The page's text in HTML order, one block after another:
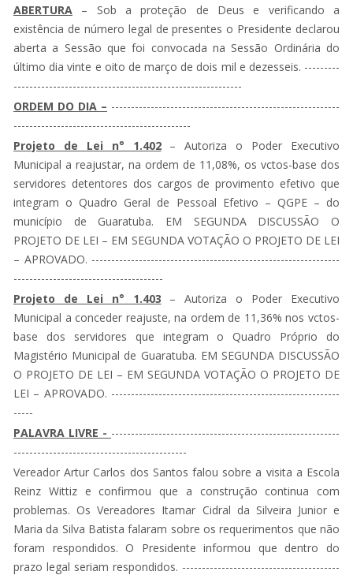
ABERTURA – Sob a proteção de Deus e verificando a
existência de número legal de presentes o Presidente declarou
aberta a Sessão que foi convocada na Sessão Ordinária do
último dia vinte e oito de março de dois mil e dezesseis. ---------
----------------------------------------------------------
ORDEM DO DIA – ----------------------------------------------------------
---------------------------------------------
Projeto de Lei n° 1.402– Autoriza o Poder Executivo
Municipal a reajustar, na ordem de 11,08%, os vctos-base dos
servidores detentores dos cargos de provimento efetivo que
integram o Quadro Geral de Pessoal Efetivo – QGPE – do
município de Guaratuba. EM SEGUNDA DISCUSSÃO O
PROJETO DE LEI – EM SEGUNDA VOTAÇÃO O PROJETO DE LEI
– APROVADO. ---------------------------------------------------------------
--------------------------------------
Projeto de Lei n° 1.403 – Autoriza o Poder Executivo
Municipal a conceder reajuste, na ordem de 11,36% nos vctos-
base dos servidores que integram o Quadro Próprio do
Magistério Municipal de Guaratuba. EM SEGUNDA DISCUSSÃO
O PROJETO DE LEI – EM SEGUNDA VOTAÇÃO O PROJETO DE
LEI – APROVADO. ----------------------------------------------------------
-----
PALAVRA LIVRE - ----------------------------------------------------------
--------------------------------------------
Vereador Artur Carlos dos Santos falou sobre a visita a Escola
Reinz Wittiz e confirmou que a construção continua com
problemas. Os Vereadores Itamar Cidral da Silveira Junior e
Maria da Silva Batista falaram sobre os requerimentos que não
foram respondidos. O Presidente informou que dentro do
prazo legal seriam respondidos. ----------------------------------------